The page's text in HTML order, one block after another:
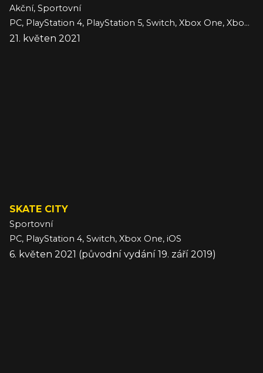
Akční, Sportovní
PC, PlayStation 4, PlayStation 5, Switch, Xbox One, Xbox Series
21. květen 2021
SKATE CITY
Sportovní
PC, PlayStation 4, Switch, Xbox One, iOS
6. květen 2021 (původní vydání 19. září 2019)